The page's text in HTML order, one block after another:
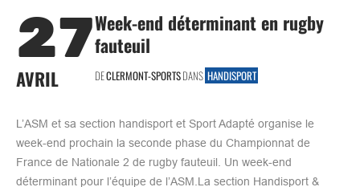
27
AVRIL
Week-end déterminant en rugby
fauteuil
DECLERMONT-SPORTSDANS HANDISPORT
L’ASM et sa section handisport et Sport Adapté organise le
week-end prochain la seconde phase du Championnat de
France de Nationale 2 de rugby fauteuil. Un week-end
déterminant pour l’équipe de l’ASM.La section Handisport &